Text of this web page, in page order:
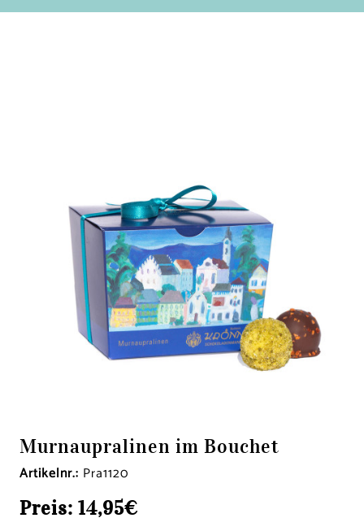
Murnaupralinen im Bouchet
Artikelnr.: Pra1120
Preis: 14,95€